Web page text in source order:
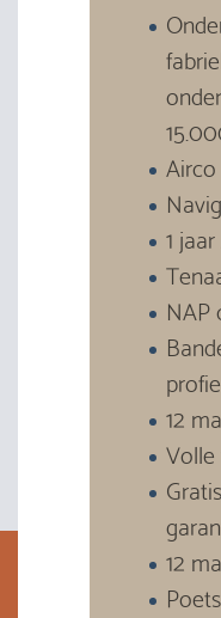
1
NAP
12
12